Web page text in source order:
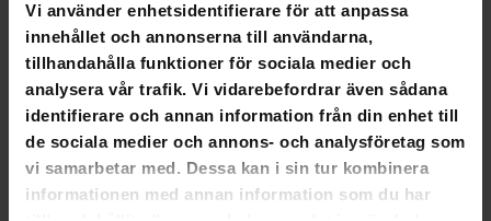
Vi använder enhetsidentifierare för att anpassa
innehållet och annonserna till användarna,
tillhandahålla funktioner för sociala medier och
analysera vår trafik. Vi vidarebefordrar även sådana
identifierare och annan information från din enhet till
de sociala medier och annons- och analysföretag som
vi samarbetar med. Dessa kan i sin tur kombinera
informationen med annan information som du har
4,6 Baserat på 11 recensioner
8
2